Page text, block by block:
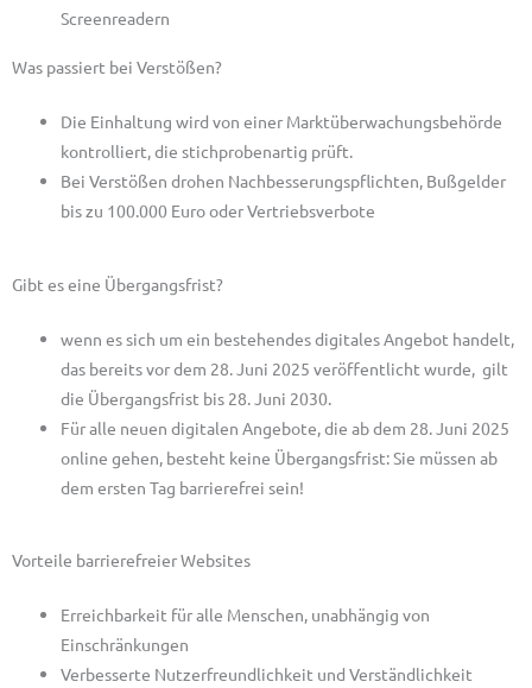
Screenreadern
Was passiert bei Verstößen?
Die Einhaltung wird von einer Marktüberwachungsbehörde
kontrolliert, die stichprobenartig prüft.
Bei Verstößen drohen Nachbesserungspflichten, Bußgelder
bis zu 100.000 Euro oder Vertriebsverbote
Gibt es eine Übergangsfrist?
wenn es sich um ein bestehendes digitales Angebot handelt,
das bereits vor dem 28. Juni 2025 veröffentlicht wurde, gilt
die Übergangsfrist bis 28. Juni 2030.
Für alle neuen digitalen Angebote, die ab dem 28. Juni 2025
online gehen, besteht keine Übergangsfrist: Sie müssen ab
dem ersten Tag barrierefrei sein!
Vorteile barrierefreier Websites
Erreichbarkeit für alle Menschen, unabhängig von
Einschränkungen
Verbesserte Nutzerfreundlichkeit und Verständlichkeit